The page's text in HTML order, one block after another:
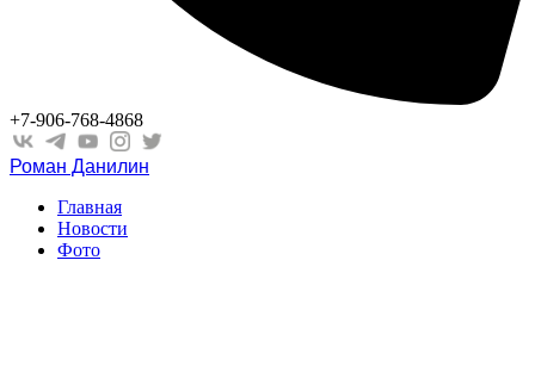
+7-906-768-4868
Роман Данилин
Главная
Новости
Фото